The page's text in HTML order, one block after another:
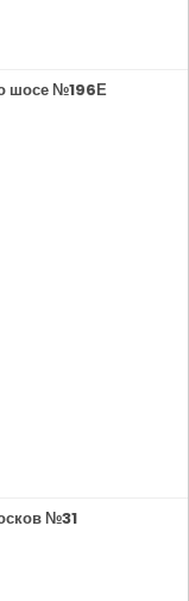
шосе №196Е
№31